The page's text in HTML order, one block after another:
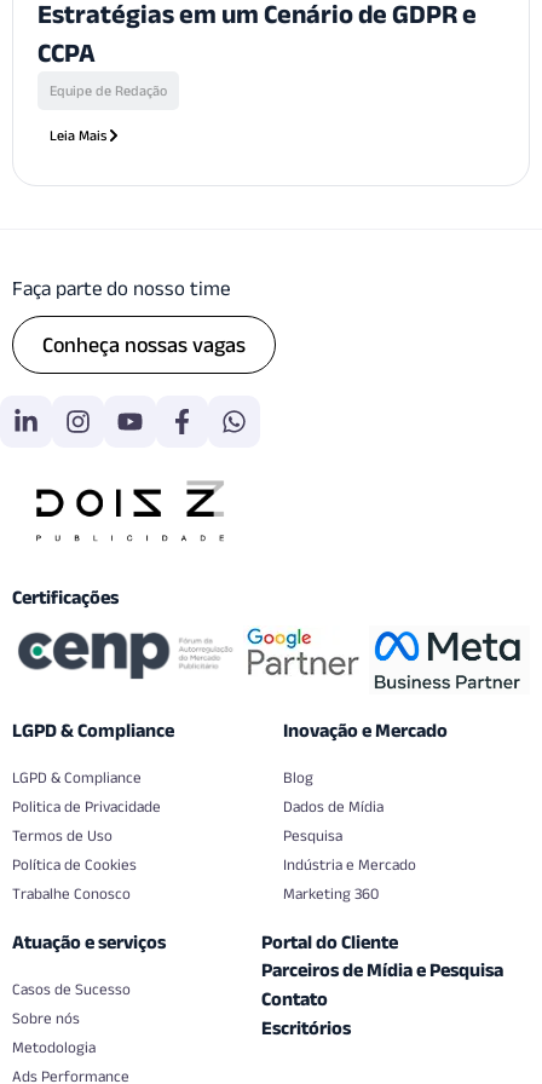
Estratégias em um Cenário de GDPR e
CCPA
Equipe de Redação
Leia Mais
Faça parte do nosso time
Conheça nossas vagas
Certificações
LGPD & Compliance
LGPD & Compliance
Politica de Privacidade
Termos de Uso
Política de Cookies
Trabalhe Conosco
Inovação e Mercado
Blog
Dados de Mídia
Pesquisa
Indústria e Mercado
Marketing 360
Atuação e serviços
Casos de Sucesso
Sobre nós
Metodologia
Ads Performance
Portal do Cliente
Parceiros de Mídia e Pesquisa
Contato
Escritórios